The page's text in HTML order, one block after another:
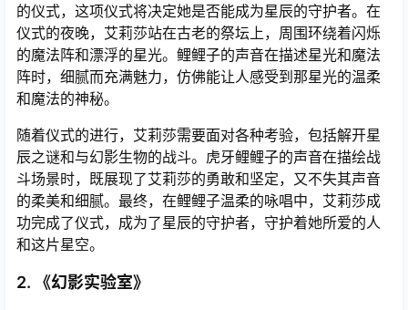
的仪式，这项仪式将决定她是否能成为星辰的守护者。在
仪式的夜晚，艾莉莎站在古老的祭坛上，周围环绕着闪烁
的魔法阵和漂浮的星光。鲤鲤子的声音在描述星光和魔法
阵时，细腻而充满魅力，仿佛能让人感受到那星光的温柔
和魔法的神秘。
随着仪式的进行，艾莉莎需要面对各种考验，包括解开星
辰之谜和与幻影生物的战斗。虎牙鲤鲤子的声音在描绘战
斗场景时，既展现了艾莉莎的勇敢和坚定，又不失其声音
的柔美和细腻。最终，在鲤鲤子温柔的咏唱中，艾莉莎成
功完成了仪式，成为了星辰的守护者，守护着她所爱的人
和这片星空。
2. 《幻影实验室》